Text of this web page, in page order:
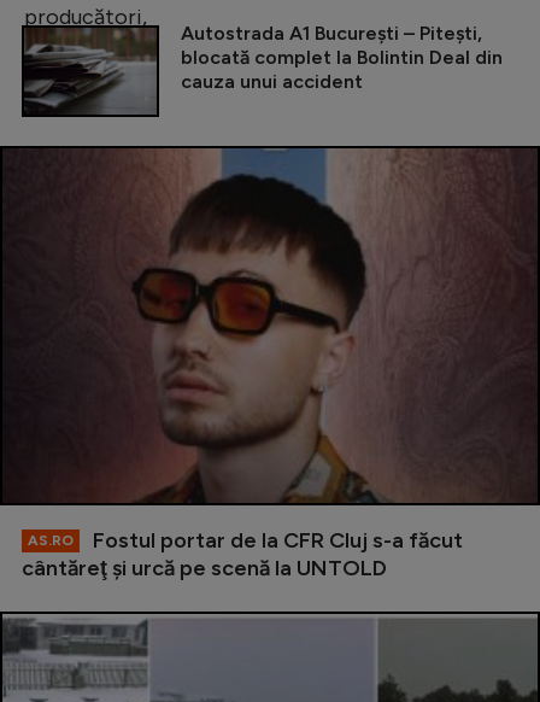
Autostrada A1 București – Pitești,
blocată complet la Bolintin Deal din
cauza unui accident
AS.RO
Fostul portar de la CFR Cluj s-a făcut
cântăreţ şi urcă pe scenă la UNTOLD